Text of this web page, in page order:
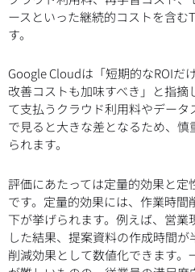
ースといった継続的コストを含む
す。
Google Cloudは「短期的なROIだ
改善コストも加味すべき」と指摘
て支払うクラウド利用料やデー
で見ると大きな差となるため、
られます。
評価にあたっては定量的効果と定
です。定量的効果には、作業時
下が挙げられます。例えば、営業
した結果、提案資料の作成時間
削減効果として数値化できます